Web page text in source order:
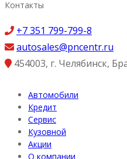
Контакты
+7 351 799-799-8
autosales@pncentr.ru
454003, г. Челябинск,
Автомобили
Кредит
Сервис
Кузовной
Акции
О компании